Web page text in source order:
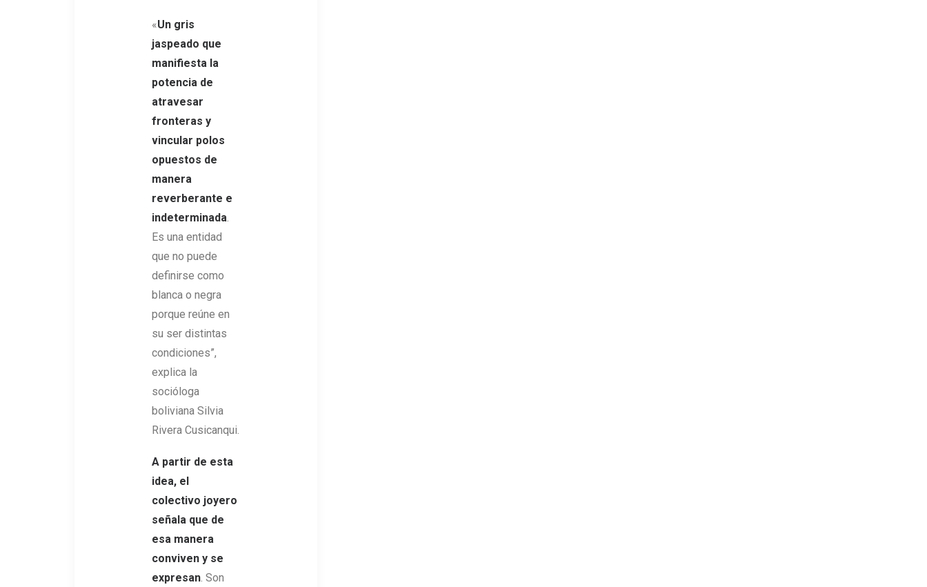
«Un gris
jaspeado que
manifiesta la
potencia de
atravesar
fronteras y
vincular polos
opuestos de
manera
reverberante e
indeterminada.
Es una entidad
que no puede
definirse como
blanca o negra
porque reúne en
su ser distintas
condiciones”,
explica la
socióloga
boliviana Silvia
Rivera Cusicanqui.
A partir de esta
idea, el
colectivo joyero
señala que de
esa manera
conviven y se
expresan. Son